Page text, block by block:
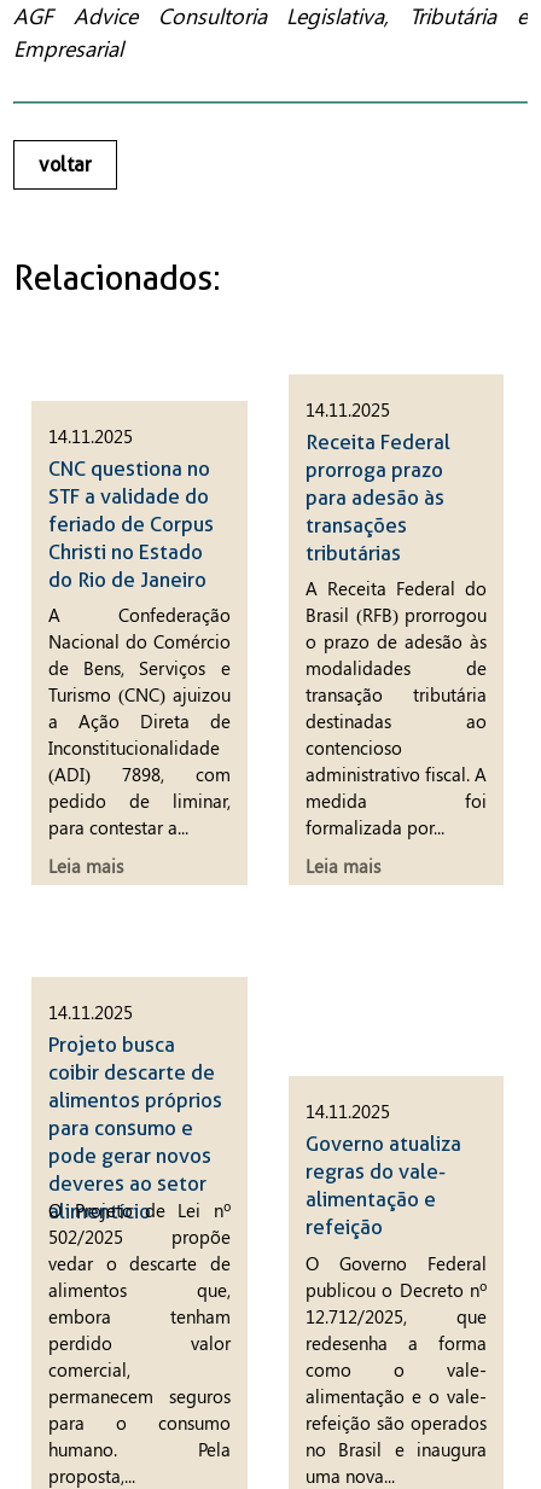
AGF Advice Consultoria Legislativa, Tributária e
Empresarial
voltar
Relacionados:
14.11.2025
CNC questiona no
STF a validade do
feriado de Corpus
Christi no Estado
do Rio de Janeiro
A Confederação
Nacional do Comércio
de Bens, Serviços e
Turismo (CNC) ajuizou
a Ação Direta de
Inconstitucionalidade
(ADI) 7898, com
pedido de liminar,
para contestar a...
Leia mais
14.11.2025
Receita Federal
prorroga prazo
para adesão às
transações
tributárias
A Receita Federal do
Brasil (RFB) prorrogou
o prazo de adesão às
modalidades de
transação tributária
destinadas ao
contencioso
administrativo fiscal. A
medida foi
formalizada por...
Leia mais
14.11.2025
Projeto busca
coibir descarte de
alimentos próprios
para consumo e
pode gerar novos
deveres ao setor
alimentício
O Projeto de Lei nº
502/2025 propõe
vedar o descarte de
alimentos que,
embora tenham
perdido valor
comercial,
permanecem seguros
para o consumo
humano. Pela
proposta,...
14.11.2025
Governo atualiza
regras do vale-
alimentação e
refeição
O Governo Federal
publicou o Decreto nº
12.712/2025, que
redesenha a forma
como o vale-
alimentação e o vale-
refeição são operados
no Brasil e inaugura
uma nova...